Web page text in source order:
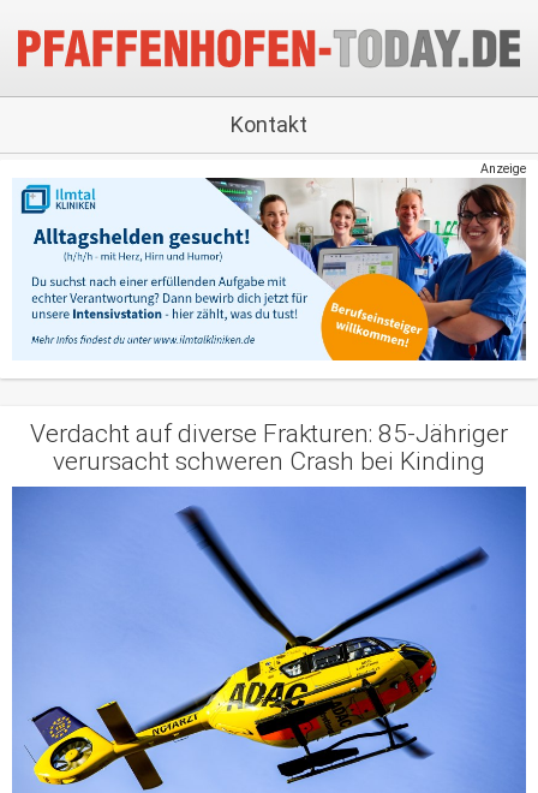
Kontakt
Anzeige
Verdacht auf diverse Frakturen: 85-Jähriger
verursacht schweren Crash bei Kinding